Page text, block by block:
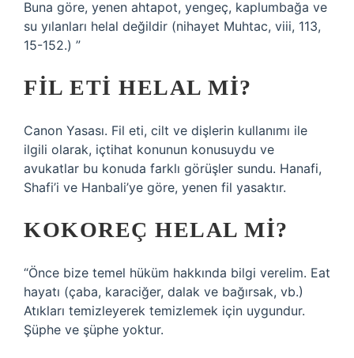
Buna göre, yenen ahtapot, yengeç, kaplumbağa ve
su yılanları helal değildir (nihayet Muhtac, viii, 113,
15-152.) ”
FIL ETI HELAL MI?
Canon Yasası. Fil eti, cilt ve dişlerin kullanımı ile
ilgili olarak, içtihat konunun konusuydu ve
avukatlar bu konuda farklı görüşler sundu. Hanafi,
Shafi’i ve Hanbali’ye göre, yenen fil yasaktır.
KOKOREÇ HELAL MI?
“Önce bize temel hüküm hakkında bilgi verelim. Eat
hayatı (çaba, karaciğer, dalak ve bağırsak, vb.)
Atıkları temizleyerek temizlemek için uygundur.
Şüphe ve şüphe yoktur.